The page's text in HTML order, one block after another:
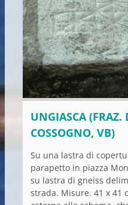
UNGIASCA (FRAZ.
COSSOGNO, VB)
Su una lastra di
parapetto in piazza
su lastra di gneiss
strada. Misure. 41 x 41